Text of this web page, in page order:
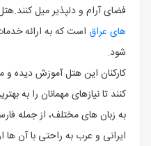
فضای آرام و دلپذیر میل
های عراق است که به ارائه
‌شود.
کارکنان این هتل آموزش ‌دیده
‌کنند تا نیازهای مهمانان را به
به زبان‌ های مختلف، از جمله
ایرانی و عرب به راحتی با آن‌ ها